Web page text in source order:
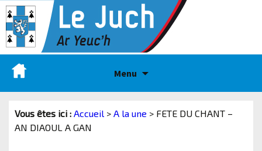
Menu
Vous êtes ici : Accueil > A la une > FETE DU CHANT –
AN DIAOUL A GAN